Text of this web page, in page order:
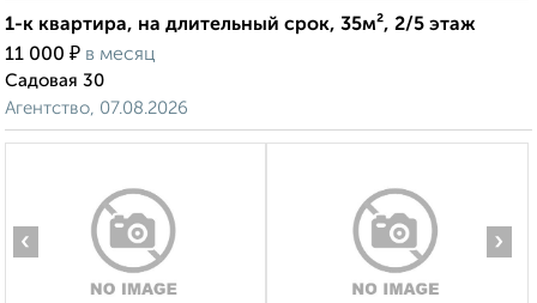
1-к квартира, на длительный срок, 35м², 2/5 этаж
11 000 ₽ в месяц
Садовая 30
Агентство, 07.08.2026
‹ ›